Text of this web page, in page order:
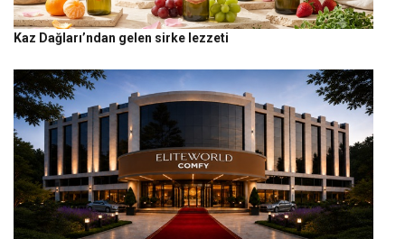
Kaz Dağları’ndan gelen sirke lezzeti